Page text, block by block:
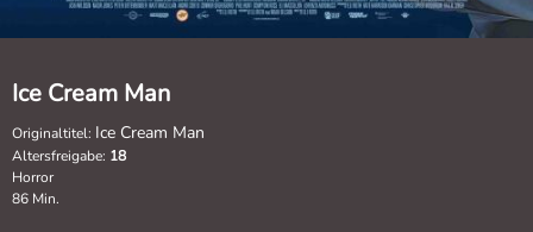
Ice Cream Man
Originaltitel: Ice Cream Man
Altersfreigabe: 18
Horror
86 Min.